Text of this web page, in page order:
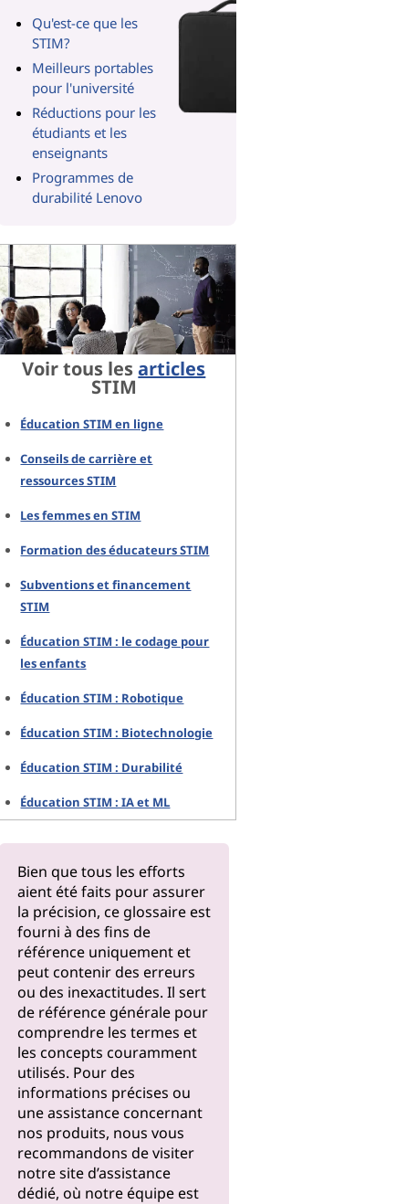
Qu'est-ce que les
STIM?
Meilleurs portables
pour l'université
Réductions pour les
étudiants et les
enseignants
Programmes de
durabilité Lenovo
Voir tous lesarticles
STIM
Éducation STIM en ligne
Conseils de carrière et
ressources STIM
Les femmes en STIM
Formation des éducateurs STIM
Subventions et financement
STIM
Éducation STIM : le codage pour
les enfants
Éducation STIM : Robotique
Éducation STIM : Biotechnologie
Éducation STIM : Durabilité
Éducation STIM : IA et ML
Bien que tous les efforts
aient été faits pour assurer
la précision, ce glossaire est
fourni à des fins de
référence uniquement et
peut contenir des erreurs
ou des inexactitudes. Il sert
de référence générale pour
comprendre les termes et
les concepts couramment
utilisés. Pour des
informations précises ou
une assistance concernant
nos produits, nous vous
recommandons de visiter
notresite d’assistance
dédié, où notre équipe est